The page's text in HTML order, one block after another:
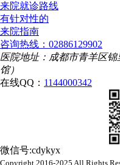
来院就诊路线
有针对性的
来院指南
咨询热线：02886129902
医院地址：成都市青羊区
馆）
在线QQ： 1144000342
微信号:cdykyx
Copyright 2016-2025 All Rights